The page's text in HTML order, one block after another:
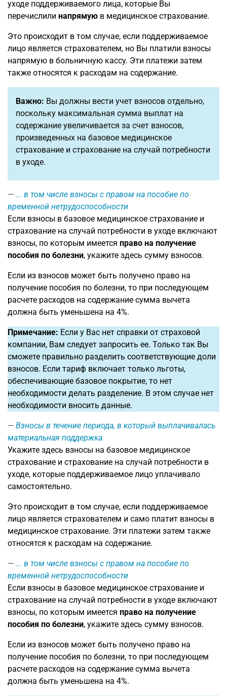
уходе поддерживаемого лица, которые Вы
перечислили напрямую в медицинское страхование.
Это происходит в том случае, если поддерживаемое
лицо является страхователем, но Вы платили взносы
напрямую в больничную кассу. Эти платежи затем
также относятся к расходам на содержание.
Важно: Вы должны вести учет взносов отдельно,
поскольку максимальная сумма выплат на
содержание увеличивается за счет взносов,
произведенных на базовое медицинское
страхование и страхование на случай потребности
в уходе.
... в том числе взносы с правом на пособие по
временной нетрудоспособности
Если взносы в базовое медицинское страхование и
страхование на случай потребности в уходе включают
взносы, по которым имеется право на получение
пособия по болезни, укажите здесь сумму взносов.
Если из взносов может быть получено право на
получение пособия по болезни, то при последующем
расчете расходов на содержание сумма вычета
должна быть уменьшена на 4%.
Примечание: Если у Вас нет справки от страховой
компании, Вам следует запросить ее. Только так Вы
сможете правильно разделить соответствующие доли
взносов. Если тариф включает только льготы,
обеспечивающие базовое покрытие, то нет
необходимости делать разделение. В этом случае нет
необходимости вносить данные.
Взносы в течение периода, в который выплачивалась
материальная поддержка
Укажите здесь взносы на базовое медицинское
страхование и страхование на случай потребности в
уходе, которые поддерживаемое лицо уплачивало
самостоятельно.
Это происходит в том случае, если поддерживаемое
лицо является страхователем и само платит взносы в
медицинское страхование. Эти платежи затем также
относятся к расходам на содержание.
... в том числе взносы с правом на пособие по
временной нетрудоспособности
Если взносы в базовое медицинское страхование и
страхование на случай потребности в уходе включают
взносы, по которым имеется право на получение
пособия по болезни, укажите здесь сумму взносов.
Если из взносов может быть получено право на
получение пособия по болезни, то при последующем
расчете расходов на содержание сумма вычета
должна быть уменьшена на 4%.